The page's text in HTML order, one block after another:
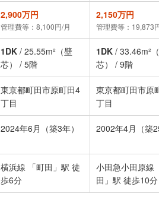
2,900万円
管理費等：8,100円/月
2,150万円
管理費等：19,873
1DK / 25.55m²（壁
芯）
/ 5階
1DK / 33.46m²
芯）
/ 9階
東京都町田市原町田4
丁目
東京都町田市原
丁目
2024年6月（築3年） 2002年4月（築
横浜線 「町田」駅 徒
歩6分
小田急小田原線
田」駅 徒歩10分